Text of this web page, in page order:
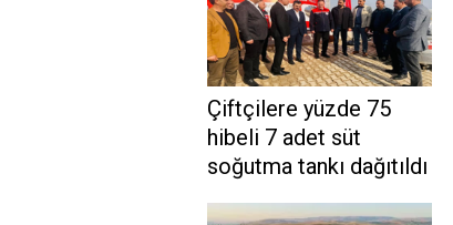
Çiftçilere yüzde 75
hibeli 7 adet süt
soğutma tankı dağıtıldı